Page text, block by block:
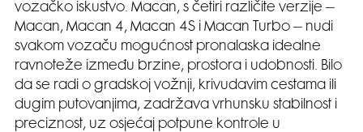
vozačko iskustvo. Macan, s četiri različite verzije –
Macan, Macan 4, Macan 4S i Macan Turbo – nudi
svakom vozaču mogućnost pronalaska idealne
ravnoteže između brzine, prostora i udobnosti. Bilo
da se radi o gradskoj vožnji, krivudavim cestama ili
dugim putovanjima, zadržava vrhunsku stabilnost i
preciznost, uz osjećaj potpune kontrole u